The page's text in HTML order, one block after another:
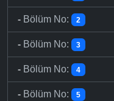
- Bölüm No: 2
- Bölüm No: 3
- Bölüm No: 4
- Bölüm No: 5